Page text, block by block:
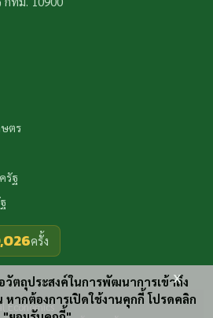
ษตร
รัฐ
ครั้ง
Economics
วัตถุประสงค์ในการพัฒนาการเข้าถึง
หากต้องการเปิดใช้งานคุกกี้ โปรดคลิก
x